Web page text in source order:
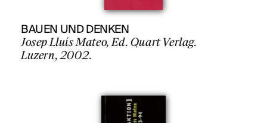
BAUEN UND DENKEN
Josep Lluís Mateo, Ed. Quart Verlag.
Luzern, 2002.